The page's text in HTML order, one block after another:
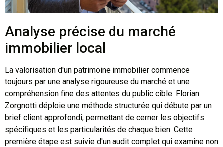
Analyse précise du marché
immobilier local
La valorisation d'un patrimoine immobilier commence
toujours par une analyse rigoureuse du marché et une
compréhension fine des attentes du public cible. Florian
Zorgnotti déploie une méthode structurée qui débute par un
brief client approfondi, permettant de cerner les objectifs
spécifiques et les particularités de chaque bien. Cette
première étape est suivie d'un audit complet qui examine non